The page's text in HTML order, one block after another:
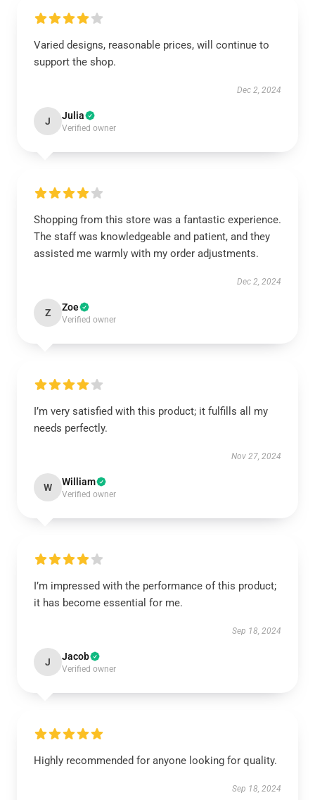
Varied designs, reasonable prices, will continue to
support the shop.
Dec 2, 2024
J Julia
Verified owner
Shopping from this store was a fantastic experience.
The staff was knowledgeable and patient, and they
assisted me warmly with my order adjustments.
Dec 2, 2024
Z Zoe
Verified owner
I’m very satisfied with this product; it fulfills all my
needs perfectly.
Nov 27, 2024
W William
Verified owner
I’m impressed with the performance of this product;
it has become essential for me.
Sep 18, 2024
J Jacob
Verified owner
Highly recommended for anyone looking for quality.
Sep 18, 2024